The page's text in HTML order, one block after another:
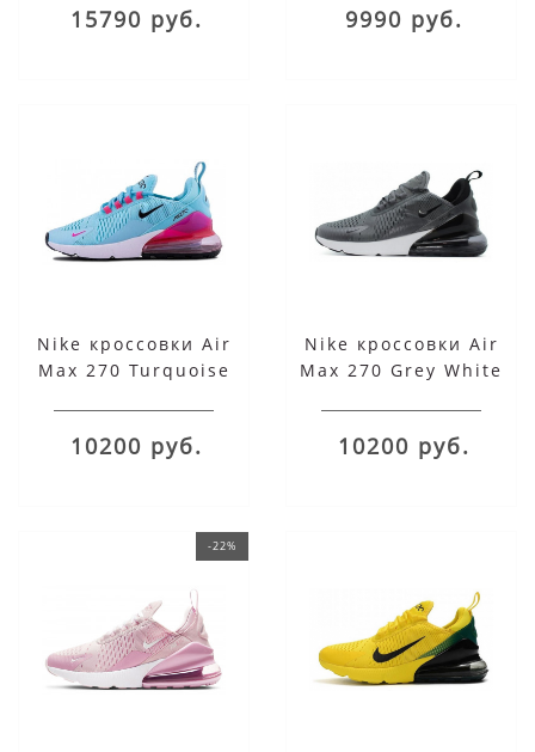
15790 руб. 9990 руб.
Nike кроссовки Air
Max 270 Turquoise
10200 руб.
Nike кроссовки Air
Max 270 Grey White
10200 руб.
-22%